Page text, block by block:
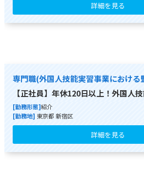
詳細を見る
専門職(外国人技能実習事業におけ
【正社員】年休120日以上！外国人
[勤務形態]紹介
[勤務地] 東京都 新宿区
詳細を見る